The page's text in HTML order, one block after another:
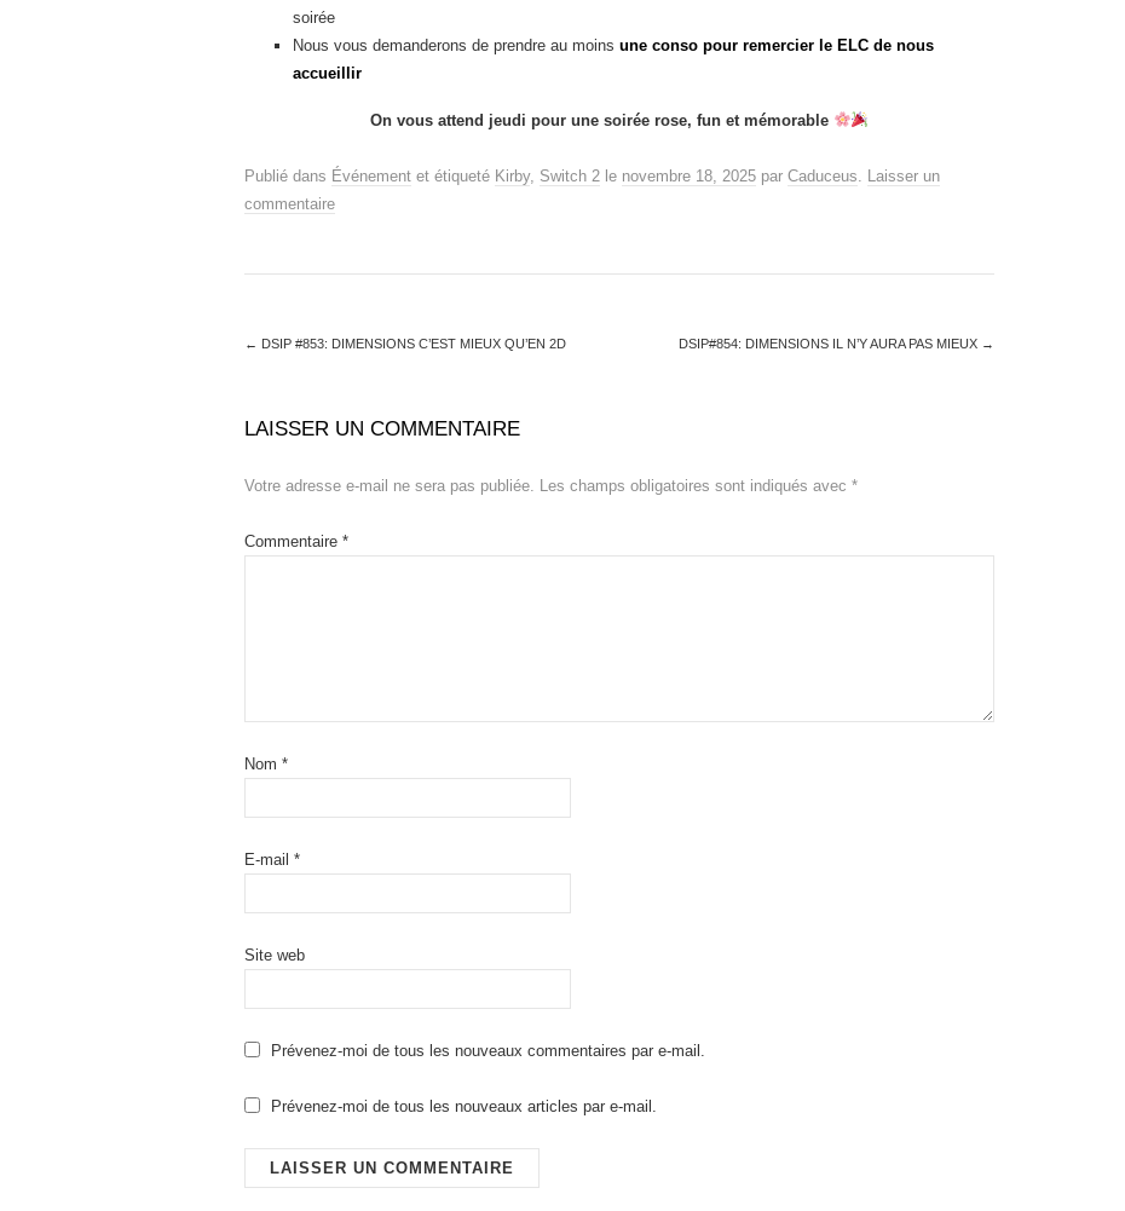
soirée
Nous vous demanderons de prendre au moins une conso pour remercier le ELC de nous
accueillir
On vous attend jeudi pour une soirée rose, fun et mémorable
Publié dans Événement et étiqueté Kirby, Switch 2 le novembre 18, 2025 par Caduceus. Laisser un
commentaire
← DSIP #853: DIMENSIONS C’EST MIEUX QU’EN 2D DSIP#854: DIMENSIONS IL N’Y AURA PAS MIEUX →
LAISSER UN COMMENTAIRE
Votre adresse e-mail ne sera pas publiée. Les champs obligatoires sont indiqués avec *
Commentaire *
Nom *
E-mail *
Site web
Prévenez-moi de tous les nouveaux commentaires par e-mail.
Prévenez-moi de tous les nouveaux articles par e-mail.